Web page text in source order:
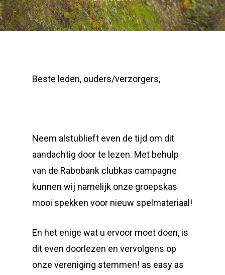
Beste leden, ouders/verzorgers,
Neem alstublieft even de tijd om dit
aandachtig door te lezen. Met behulp
van de Rabobank clubkas campagne
kunnen wij namelijk onze groepskas
mooi spekken voor nieuw spelmateriaal!
En het enige wat u ervoor moet doen, is
dit even doorlezen en vervolgens op
onze vereniging stemmen! as easy as